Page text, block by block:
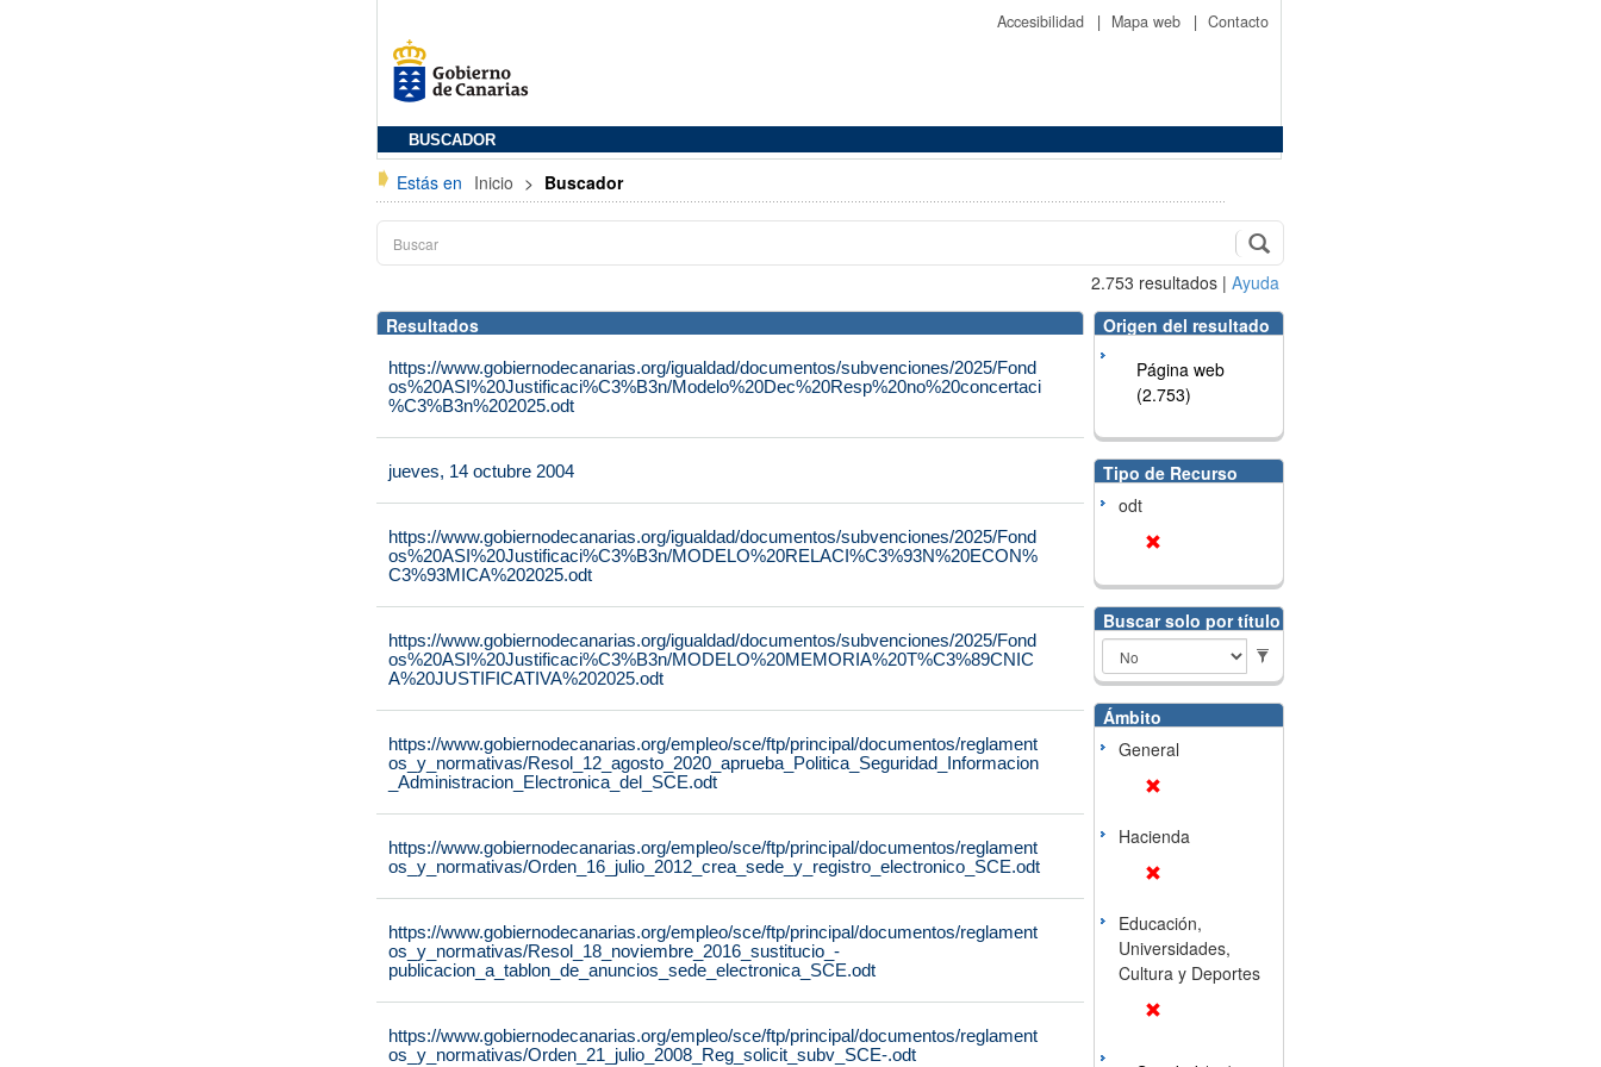
Accesibilidad | Mapa web | Contacto
BUSCADOR
Estás en Inicio > Buscador
2.753 resultados | Ayuda
Resultados
https://www.gobiernodecanarias.org/igualdad/documentos/subvenciones/2025/Fond
os%20ASI%20Justificaci%C3%B3n/Modelo%20Dec%20Resp%20no%20concertaci
%C3%B3n%202025.odt
jueves, 14 octubre 2004
https://www.gobiernodecanarias.org/igualdad/documentos/subvenciones/2025/Fond
os%20ASI%20Justificaci%C3%B3n/MODELO%20RELACI%C3%93N%20ECON%
C3%93MICA%202025.odt
https://www.gobiernodecanarias.org/igualdad/documentos/subvenciones/2025/Fond
os%20ASI%20Justificaci%C3%B3n/MODELO%20MEMORIA%20T%C3%89CNIC
A%20JUSTIFICATIVA%202025.odt
https://www.gobiernodecanarias.org/empleo/sce/ftp/principal/documentos/reglament
os_y_normativas/Resol_12_agosto_2020_aprueba_Politica_Seguridad_Informacion
_Administracion_Electronica_del_SCE.odt
https://www.gobiernodecanarias.org/empleo/sce/ftp/principal/documentos/reglament
os_y_normativas/Orden_16_julio_2012_crea_sede_y_registro_electronico_SCE.odt
https://www.gobiernodecanarias.org/empleo/sce/ftp/principal/documentos/reglament
os_y_normativas/Resol_18_noviembre_2016_sustitucio_-
publicacion_a_tablon_de_anuncios_sede_electronica_SCE.odt
https://www.gobiernodecanarias.org/empleo/sce/ftp/principal/documentos/reglament
os_y_normativas/Orden_21_julio_2008_Reg_solicit_subv_SCE-.odt
Origen del resultado
Página web
(2.753)
Tipo de Recurso
odt
Buscar solo por título
Ámbito
General
Hacienda
Educación,
Universidades,
Cultura y Deportes